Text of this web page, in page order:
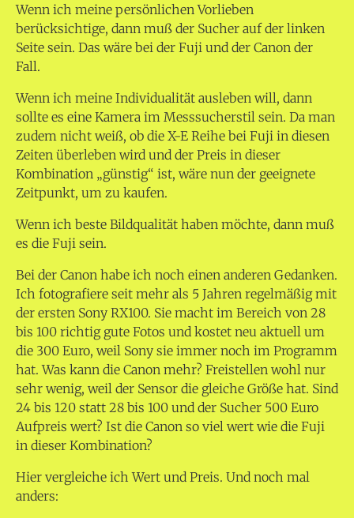
Wenn ich meine persönlichen Vorlieben
berücksichtige, dann muß der Sucher auf der linken
Seite sein. Das wäre bei der Fuji und der Canon der
Fall.
Wenn ich meine Individualität ausleben will, dann
sollte es eine Kamera im Messsucherstil sein. Da man
zudem nicht weiß, ob die X-E Reihe bei Fuji in diesen
Zeiten überleben wird und der Preis in dieser
Kombination „günstig“ ist, wäre nun der geeignete
Zeitpunkt, um zu kaufen.
Wenn ich beste Bildqualität haben möchte, dann muß
es die Fuji sein.
Bei der Canon habe ich noch einen anderen Gedanken.
Ich fotografiere seit mehr als 5 Jahren regelmäßig mit
der ersten Sony RX100. Sie macht im Bereich von 28
bis 100 richtig gute Fotos und kostet neu aktuell um
die 300 Euro, weil Sony sie immer noch im Programm
hat. Was kann die Canon mehr? Freistellen wohl nur
sehr wenig, weil der Sensor die gleiche Größe hat. Sind
24 bis 120 statt 28 bis 100 und der Sucher 500 Euro
Aufpreis wert? Ist die Canon so viel wert wie die Fuji
in dieser Kombination?
Hier vergleiche ich Wert und Preis. Und noch mal
anders: